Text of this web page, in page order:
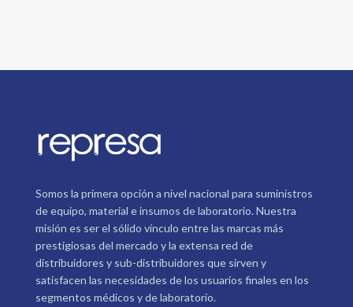
Somos la primera opción a nivel nacional para suministros
de equipo, material e insumos de laboratorio. Nuestra
misión es ser el sólido vínculo entre las marcas más
prestigiosas del mercado y la extensa red de
distribuidores y sub-distribuidores que sirven y
satisfacen las necesidades de los usuarios finales en los
segmentos médicos y de laboratorio.